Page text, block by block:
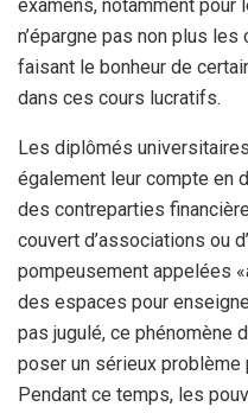
examens, notamment pour
n’épargne pas non plus
faisant le bonheur de
dans ces cours lucratifs.
Les diplômés
également leur compte en
des contreparties
couvert d’associations ou
pompeusement appelées
des espaces pour
pas jugulé, ce phénomène
poser un sérieux
Pendant ce temps, les